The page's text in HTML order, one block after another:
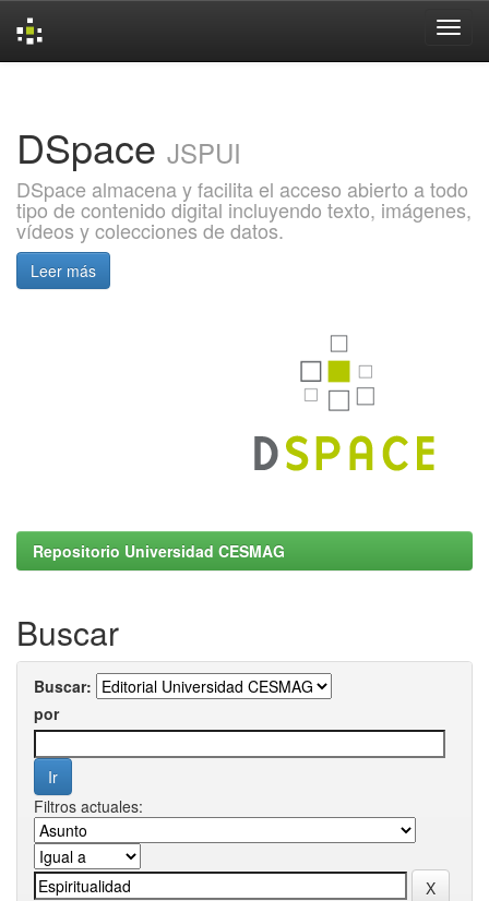
DSpace JSPUI
DSpace almacena y facilita el acceso abierto a todo
tipo de contenido digital incluyendo texto, imágenes,
vídeos y colecciones de datos.
Leer más
Repositorio Universidad CESMAG
Buscar
Buscar:
por
Filtros actuales: